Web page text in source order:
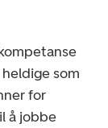
som
for
å jobbe